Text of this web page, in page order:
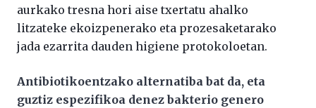
aurkako tresna hori aise txertatu ahalko
litzateke ekoizpenerako eta prozesaketarako
jada ezarrita dauden higiene protokoloetan.
Antibiotikoentzako alternatiba bat da, eta
guztiz espezifikoa denez bakterio genero